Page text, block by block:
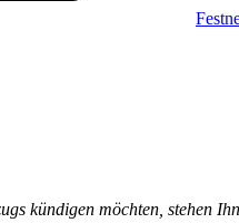
kündigen möchten, stehen